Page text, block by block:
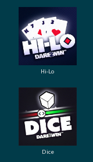
Hi-Lo
Dice